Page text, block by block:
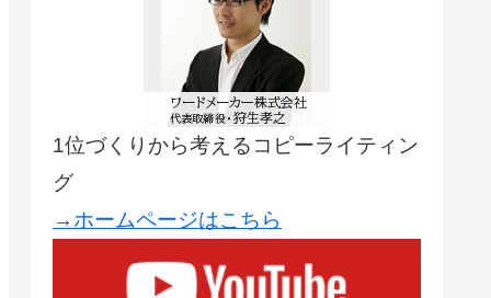
1位づくりから考えるコピーライティン
グ
→ホームページはこちら